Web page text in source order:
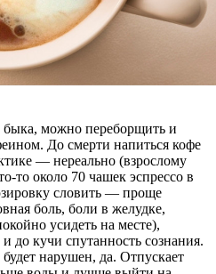
быка, можно переборщить и
До смерти напиться кофе
— нереально (взрослому
то около 70 чашек эспрессо в
словить — проще
боль, боли в желудке,
усидеть на месте),
до кучи спутанность сознания.
нарушен, да. Отпускает